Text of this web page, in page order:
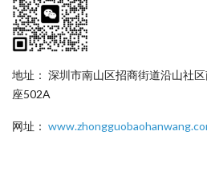
地址： 深圳市南山区招商街道沿山社
座502A
网址：